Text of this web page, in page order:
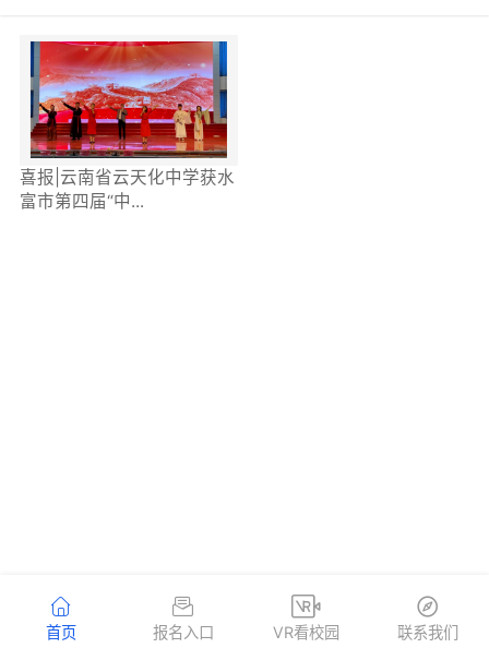
喜报|云南省云天化中学获水
富市第四届“中...
首页 报名入口 VR看校园 联系我们